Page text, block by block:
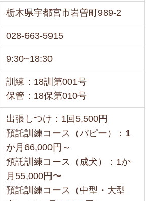
栃木県宇都宮市岩曽町989-2
028-663-5915
9:30~18:30
訓練：18訓第001号
保管：18保第010号
出張しつけ：1回5,500円
預託訓練コース（パピー）：1
か月66,000円～
預託訓練コース（成犬）：1か
月55,000円〜
預託訓練コース（中型・大型